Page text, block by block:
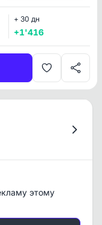
+ 30 дн
+1'416
этому